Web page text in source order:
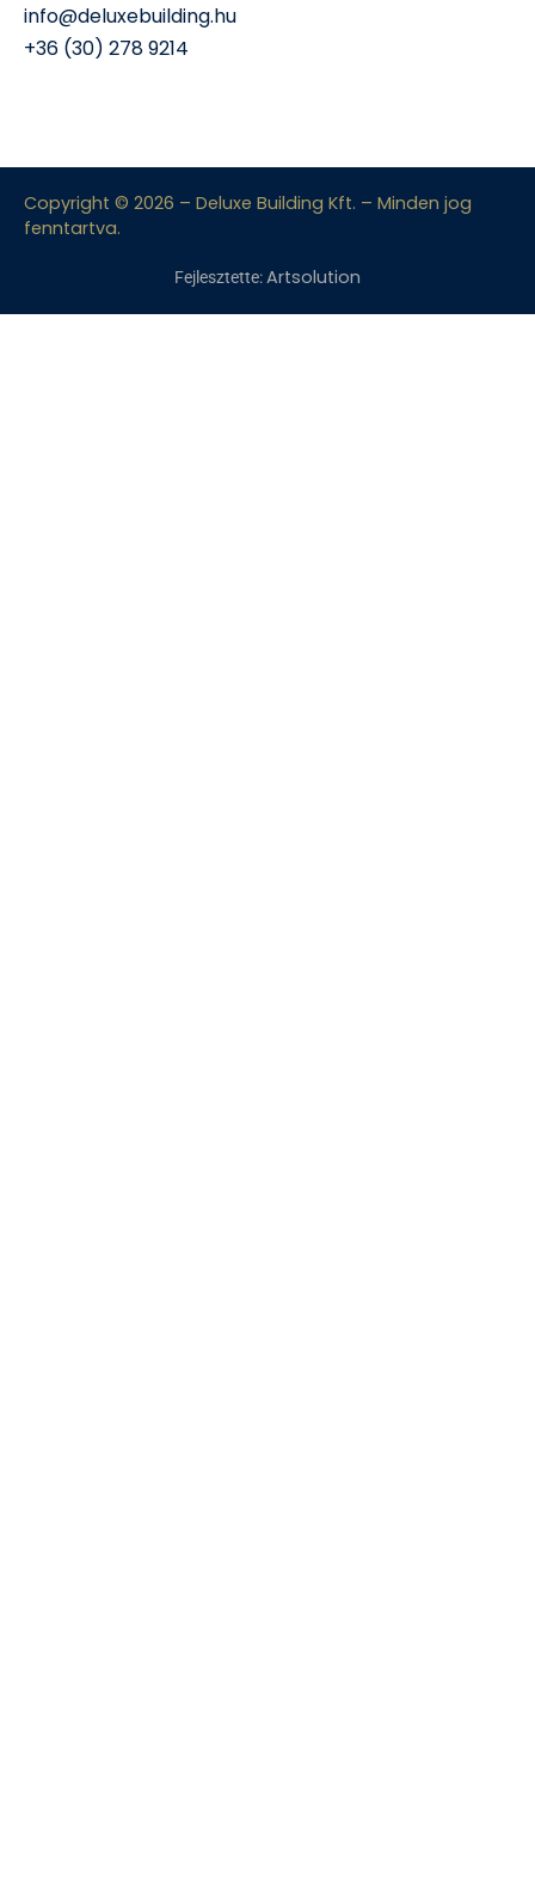
info@deluxebuilding.hu
+36 (30) 278 9214
Copyright © 2026 – Deluxe Building Kft. – Minden jog
fenntartva.
Fejlesztette:Artsolution